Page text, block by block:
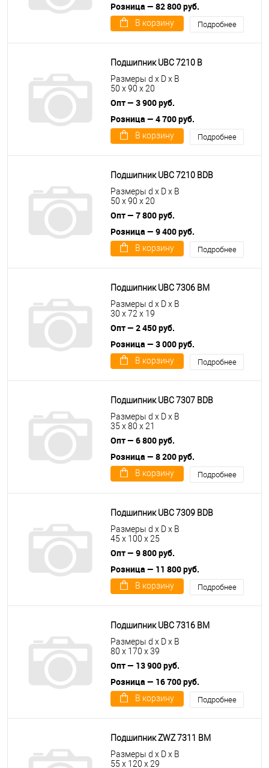
Розница — 82 800 руб.
В корзину Подробнее
Подшипник UBC 7210 B
Размеры d x D x B
50 x 90 x 20
Опт — 3 900 руб.
Розница — 4 700 руб.
В корзину Подробнее
Подшипник UBC 7210 BDB
Размеры d x D x B
50 x 90 x 20
Опт — 7 800 руб.
Розница — 9 400 руб.
В корзину Подробнее
Подшипник UBC 7306 BM
Размеры d x D x B
30 x 72 x 19
Опт — 2 450 руб.
Розница — 3 000 руб.
В корзину Подробнее
Подшипник UBC 7307 BDB
Размеры d x D x B
35 x 80 x 21
Опт — 6 800 руб.
Розница — 8 200 руб.
В корзину Подробнее
Подшипник UBC 7309 BDB
Размеры d x D x B
45 x 100 x 25
Опт — 9 800 руб.
Розница — 11 800 руб.
В корзину Подробнее
Подшипник UBC 7316 BM
Размеры d x D x B
80 x 170 x 39
Опт — 13 900 руб.
Розница — 16 700 руб.
В корзину Подробнее
Подшипник ZWZ 7311 BM
Размеры d x D x B
55 x 120 x 29